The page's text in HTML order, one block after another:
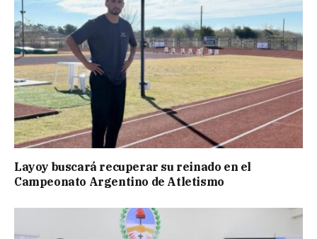
Layoy buscará recuperar su reinado en el
Campeonato Argentino de Atletismo